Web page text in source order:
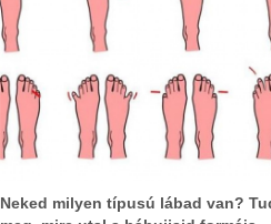
Neked milyen típusú lábad van?